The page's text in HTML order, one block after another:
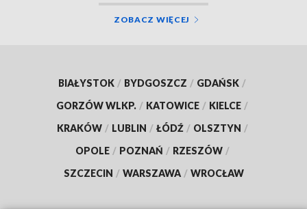
ZOBACZ WIĘCEJ
BIAŁYSTOK / BYDGOSZCZ / GDAŃSK /
GORZÓW WLKP. / KATOWICE / KIELCE /
KRAKÓW / LUBLIN / ŁÓDŹ / OLSZTYN /
OPOLE / POZNAŃ / RZESZÓW /
SZCZECIN / WARSZAWA / WROCŁAW